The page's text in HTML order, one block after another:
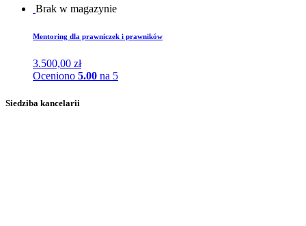
Brak w magazynie
Mentoring dla prawniczek i prawników
3.500,00 zł
Oceniono 5.00 na 5
Siedziba kancelarii